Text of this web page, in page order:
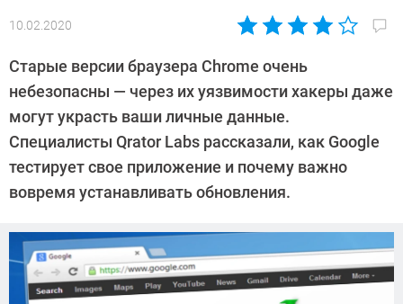
10.02.2020
Автор:
Дмитриева
Старые версии браузера Chrome очень
небезопасны — через их уязвимости хакеры даже
могут украсть ваши личные данные.
Специалисты Qrator Labs рассказали, как Google
тестирует свое приложение и почему важно
вовремя устанавливать обновления.